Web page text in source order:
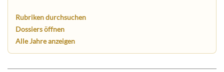
Rubriken durchsuchen
Dossiers öffnen
Alle Jahre anzeigen